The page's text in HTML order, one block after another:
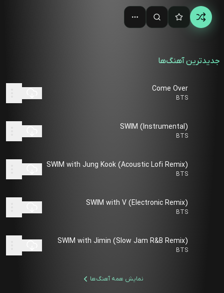
جدیدترین آهنگ‌ها
Come Over
BTS
SWIM (Instrumental)
BTS
SWIM with Jung Kook (Acoustic Lofi Remix)
BTS
SWIM with V (Electronic Remix)
BTS
SWIM with Jimin (Slow Jam R&B Remix)
BTS
نمایش همه آهنگ‌ها